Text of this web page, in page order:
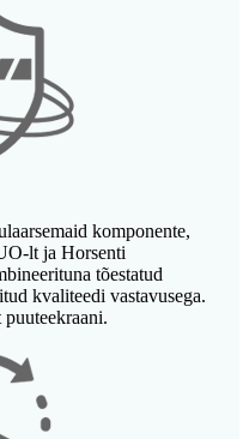
komponente,
lt ja Horsenti
tõestatud
kvaliteedi vastavusega.